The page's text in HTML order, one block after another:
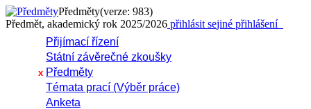
Předměty(verze: 983)
Předmět, akademický rok 2025/2026 přihlásit sejiné přihlášení
Přijímací řízení
Státní závěrečné zkoušky
x Předměty
Témata prací (Výběr práce)
Anketa